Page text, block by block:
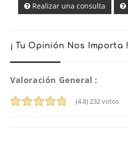
Realizar una consulta
¡ Tu Opinión Nos Importa !
Valoración General :
(4.8)232votos